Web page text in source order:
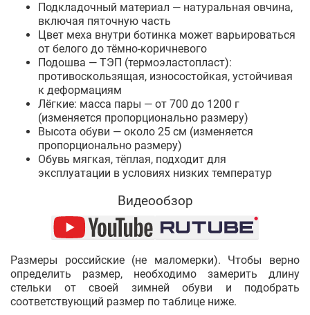
Подкладочный материал — натуральная овчина,
включая пяточную часть
Цвет меха внутри ботинка может варьироваться
от белого до тёмно-коричневого
Подошва — ТЭП (термоэластопласт):
противоскользящая, износостойкая, устойчивая
к деформациям
Лёгкие: масса пары — от 700 до 1200 г
(изменяется пропорционально размеру)
Высота обуви — около 25 см (изменяется
пропорционально размеру)
Обувь мягкая, тёплая, подходит для
эксплуатации в условиях низких температур
Видеообзор
Размеры российские (не маломерки). Чтобы верно
определить размер, необходимо замерить длину
стельки от своей зимней обуви и подобрать
соответствующий размер по таблице ниже.